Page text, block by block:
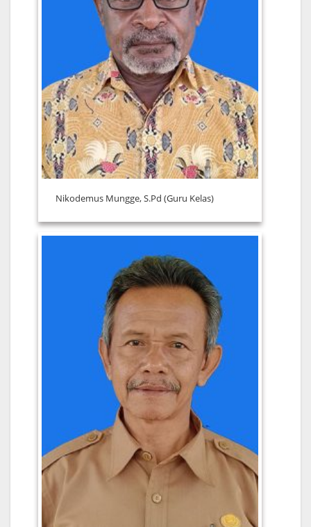
Nikodemus Mungge, S.Pd (Guru Kelas)